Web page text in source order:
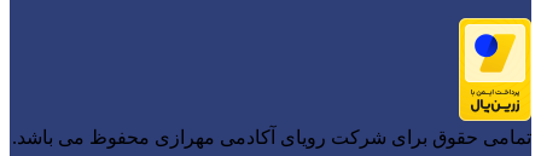
تمامی حقوق برای شرکت رویای آکادمی مهرازی محفوظ می باشد.